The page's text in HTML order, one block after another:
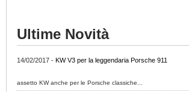
Ultime Novità
14/02/2017 - KW V3 per la leggendaria Porsche 911
assetto KW anche per le Porsche classiche...